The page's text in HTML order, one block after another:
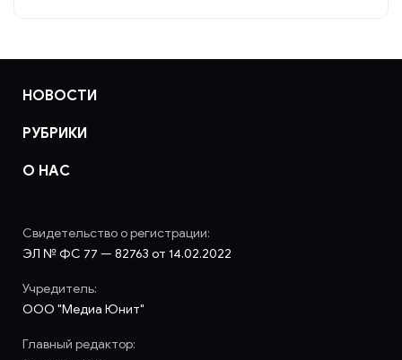
НОВОСТИ
РУБРИКИ
О НАС
Свидетельство о регистрации:
ЭЛ № ФС 77 — 82763 от 14.02.2022
Учредитель:
ООО "Медиа Юнит"
Главный редактор: